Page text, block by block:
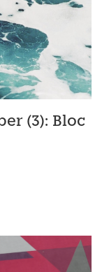
(3): Bloc